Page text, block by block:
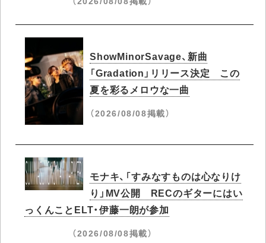
ShowMinorSavage、新曲
「Gradation」リリース決定 この
夏を彩るメロウな一曲
（2026/08/08掲載）
モナキ、「すみなすものは心なりけ
り」MV公開 RECのギターにはい
っくんことELT・伊藤一朗が参加
（2026/08/08掲載）